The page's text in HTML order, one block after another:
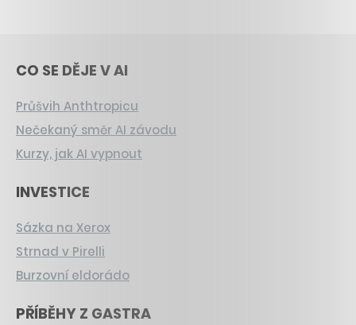
CO SE DĚJE V AI
Průšvih Anthtropicu
Nečekaný směr AI závodu
Kurzy, jak AI vypnout
INVESTICE
Sázka na Xerox
Strnad v Pirelli
Burzovní eldorádo
PŘÍBĚHY Z GASTRA